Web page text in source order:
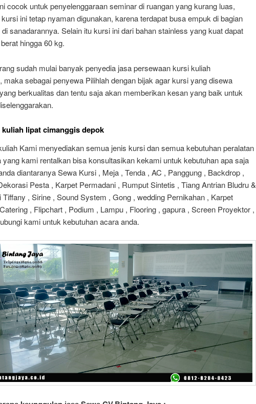
cocok untuk penyelenggaraan seminar di ruangan yang kurang luas,
ini tetap nyaman digunakan, karena terdapat busa empuk di bagian
sanadarannya. Selain itu kursi ini dari bahan stainless yang kuat dapat
hingga 60 kg.
sudah mulai banyak penyedia jasa persewaan kursi kuliah
maka sebagai penyewa Pilihlah dengan bijak agar kursi yang disewa
berkualitas dan tentu saja akan memberikan kesan yang baik untuk
lipat cimanggis depok
Kami menyediakan semua jenis kursi dan semua kebutuhan peralatan
yang kami rentalkan bisa konsultasikan kekami untuk kebutuhan apa saja
diantaranya Sewa Kursi , Meja , Tenda , AC , Panggung , Backdrop ,
Pesta , Karpet Permadani , Rumput Sintetis , Tiang Antrian Bludru &
, Sirine , Sound System , Gong , wedding Pernikahan , Karpet
, Flipchart , Podium , Lampu , Flooring , gapura , Screen Proyektor ,
kami untuk kebutuhan acara anda.